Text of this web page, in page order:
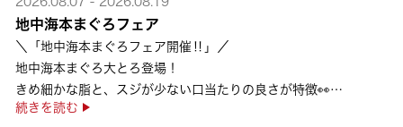
地中海本まぐろフェア
＼「地中海本まぐろフェア開催‼」／
地中海本まぐろ大とろ登場！
きめ細かな脂と、スジが少ない口当たりの良さが特徴👀
さらに、鹿児島で育った高級魚【鹿児島県産活〆かんぱち】など
続きを読む